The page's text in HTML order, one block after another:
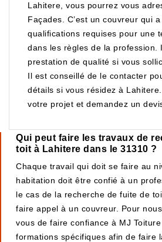
Lahitere, vous pourrez vous
Façades. C’est un couvreur qui
qualifications requises pour une
dans les règles de la profession.
prestation de qualité si vous
Il est conseillé de le contacter
détails si vous résidez à
votre projet et demandez un
Qui peut faire les travaux de
toit à Lahitere dans le 31310 ?
Chaque travail qui doit se faire au
habitation doit être confié à un
le cas de la recherche de fuite de
faire appel à un couvreur. Pour
vous de faire confiance à MJ
formations spécifiques afin de faire